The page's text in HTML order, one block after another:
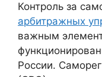
Контроль за
арбитражных
важным
России.